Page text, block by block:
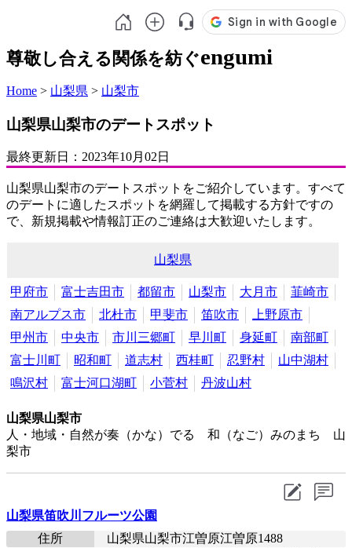
尊敬し合える関係を紡ぐengumi
Home > 山梨県 > 山梨市
山梨県山梨市のデートスポット
最終更新日： 2023年10月02日
山梨県山梨市のデートスポットをご紹介しています。すべて
のデートに適したスポットを網羅して掲載する方針ですの
で、新規掲載や情報訂正のご連絡は大歓迎いたします。
山梨県
甲府市 富士吉田市 都留市 山梨市 大月市
韮崎市
南アルプス市
北杜市 甲斐市 笛吹市
上野原市
甲州市
中央市 市川三郷町 早川町 身延町
南部町
富士川町
昭和町 道志村 西桂町 忍野村
山中湖村
鳴沢村
富士河口湖町 小菅村 丹波山村
山梨県山梨市
人・地域・自然が奏（かな）でる 和（なご）みのまち 山
梨市
山梨県笛吹川フルーツ公園
住所
山梨県山梨市江曽原江曽原1488